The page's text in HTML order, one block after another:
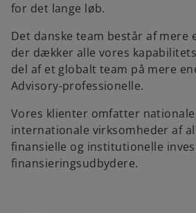
for det lange løb.
Det danske team består af mere
der dækker alle vores
del af et globalt team på mere
Advisory-professionelle.
Vores klienter omfatter nationale
internationale virksomheder af
finansielle og institutionelle
finansieringsudbydere.